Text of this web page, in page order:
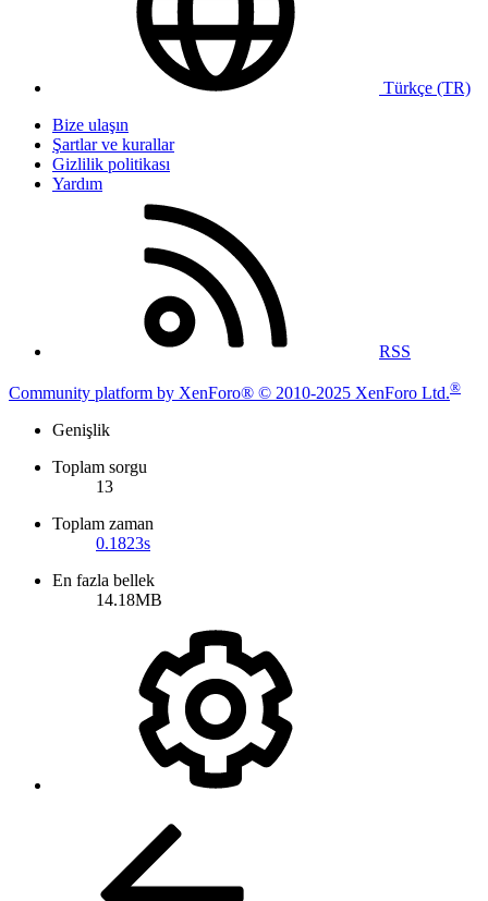
Türkçe (TR)
Bize ulaşın
Şartlar ve kurallar
Gizlilik politikası
Yardım
RSS
Community platform by XenForo® © 2010-2025 XenForo Ltd.®
Genişlik
Toplam sorgu
13
Toplam zaman
0.1823s
En fazla bellek
14.18MB